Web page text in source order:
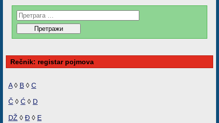
Rečnik: registar pojmova
A◊ B ◊ C
Č ◊ Ć ◊ D
DŽ ◊ Đ ◊ E